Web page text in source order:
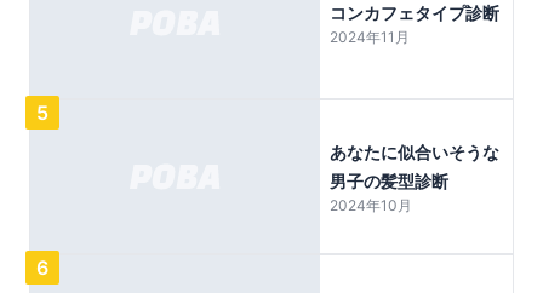
コンカフェタイプ診断
2024年11月
5
あなたに似合いそうな
男子の髪型診断
2024年10月
6